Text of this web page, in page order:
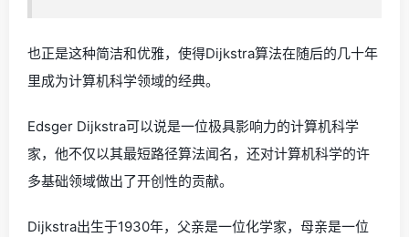
也正是这种简洁和优雅，使得Dijkstra算法在随后的几十年
里成为计算机科学领域的经典。
Edsger Dijkstra可以说是一位极具影响力的计算机科学
家，他不仅以其最短路径算法闻名，还对计算机科学的许
多基础领域做出了开创性的贡献。
Dijkstra出生于1930年，父亲是一位化学家，母亲是一位